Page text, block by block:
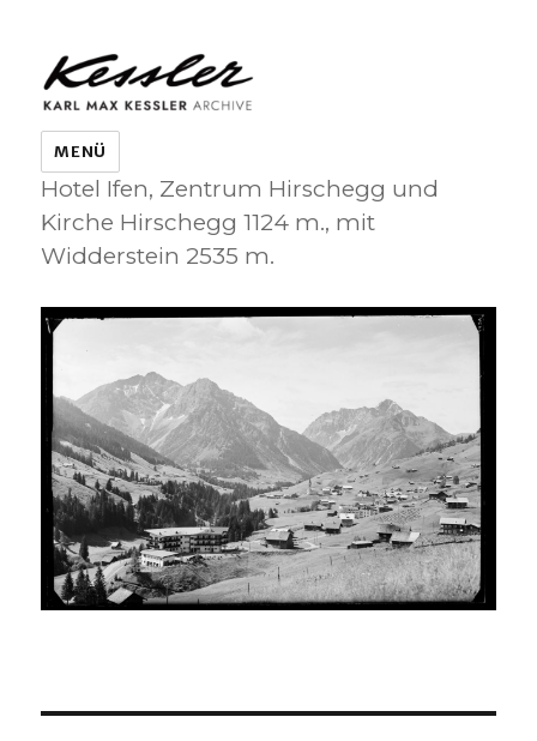
KARL MAX KESSLER ARCHIVE
MENÜ
Hotel Ifen, Zentrum Hirschegg und
Kirche Hirschegg 1124 m., mit
Widderstein 2535 m.